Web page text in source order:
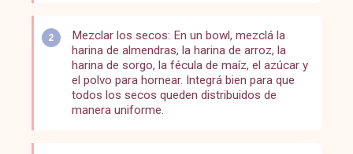
Mezclar los secos: En un bowl, mezclá la
harina de almendras, la harina de arroz, la
harina de sorgo, la fécula de maíz, el azúcar y
el polvo para hornear. Integrá bien para que
todos los secos queden distribuidos de
manera uniforme.